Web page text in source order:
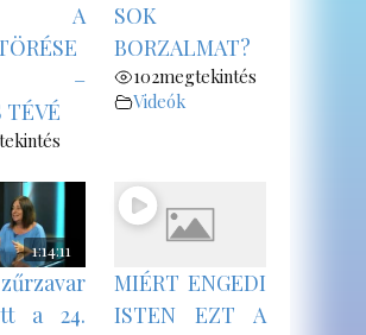
A
–
TÉVÉ
SOK
BORZALMAT?
102megtekintés
Videók
1:14:11
a 24.
MIÉRT ENGEDI
ISTEN EZT A